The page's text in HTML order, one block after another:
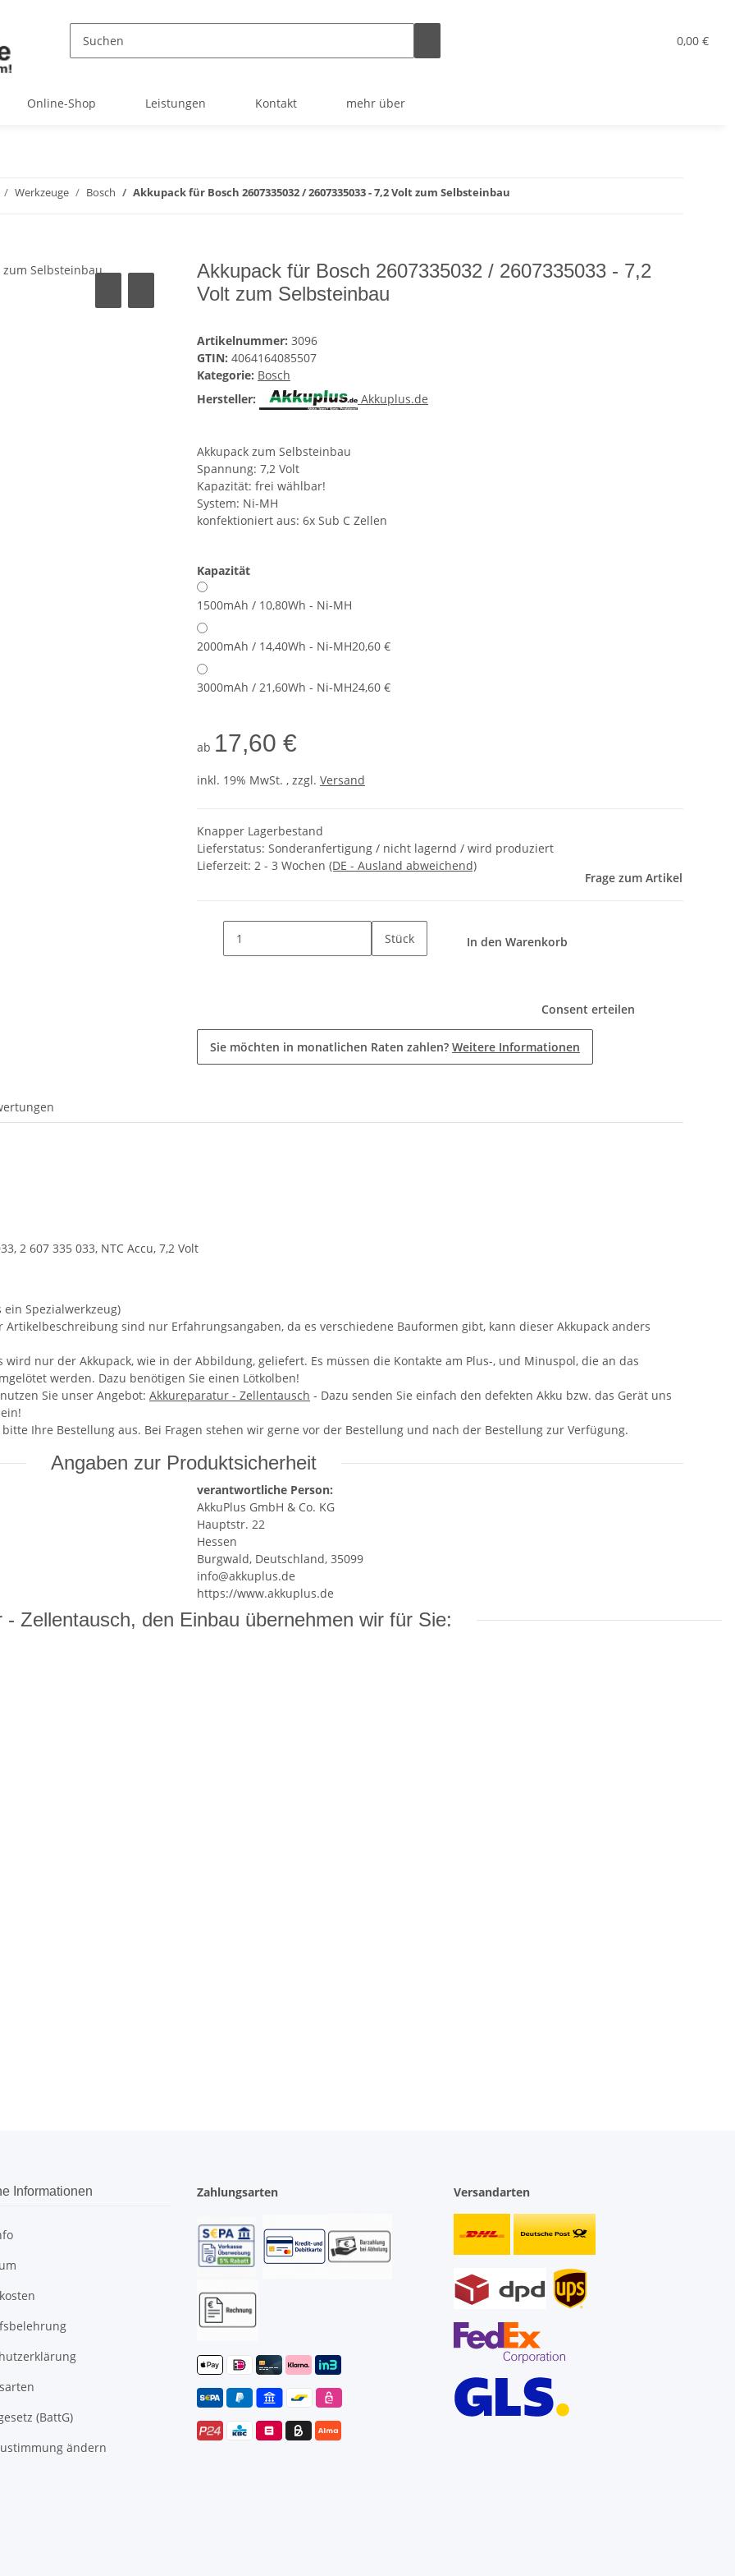
0,00 €
Online-Shop Leistungen Kontakt mehr über
Werkzeuge Bosch Akkupack für Bosch 2607335032 / 2607335033 - 7,2 Volt zum Selbsteinbau
Akkupack für Bosch 2607335032 / 2607335033 - 7,2
Volt zum Selbsteinbau
Artikelnummer: 3096
GTIN: 4064164085507
Kategorie: Bosch
Hersteller:
Akkuplus.de
Akkupack zum Selbsteinbau
Spannung: 7,2 Volt
Kapazität: frei wählbar!
System: Ni-MH
konfektioniert aus: 6x Sub C Zellen
Kapazität
1500mAh / 10,80Wh - Ni-MH
2000mAh / 14,40Wh - Ni-MH20,60 €
3000mAh / 21,60Wh - Ni-MH24,60 €
ab 17,60 €
inkl. 19% MwSt. , zzgl. Versand
Knapper Lagerbestand
Lieferstatus: Sonderanfertigung / nicht lagernd / wird produziert
Lieferzeit: 2 - 3 Wochen (DE - Ausland abweichend)
Frage zum Artikel
Stück In den Warenkorb
Consent erteilen
Sie möchten in monatlichen Raten zahlen? Weitere Informationen
2 607 335 033, NTC Accu, 7,2 Volt
Spezialwerkzeug)
Artikelbeschreibung sind nur Erfahrungsangaben, da es verschiedene Bauformen gibt, kann dieser Akkupack anders
wird nur der Akkupack, wie in der Abbildung, geliefert. Es müssen die Kontakte am Plus-, und Minuspol, die an das
werden. Dazu benötigen Sie einen Lötkolben!
Sie unser Angebot: Akkureparatur - Zellentausch - Dazu senden Sie einfach den defekten Akku bzw. das Gerät uns
Ihre Bestellung aus. Bei Fragen stehen wir gerne vor der Bestellung und nach der Bestellung zur Verfügung.
Angaben zur Produktsicherheit
verantwortliche Person:
AkkuPlus GmbH & Co. KG
Hauptstr. 22
Hessen
Burgwald, Deutschland, 35099
info@akkuplus.de
https://www.akkuplus.de
- Zellentausch, den Einbau übernehmen wir für Sie:
Informationen
(BattG)
ändern
Zahlungsarten Versandarten